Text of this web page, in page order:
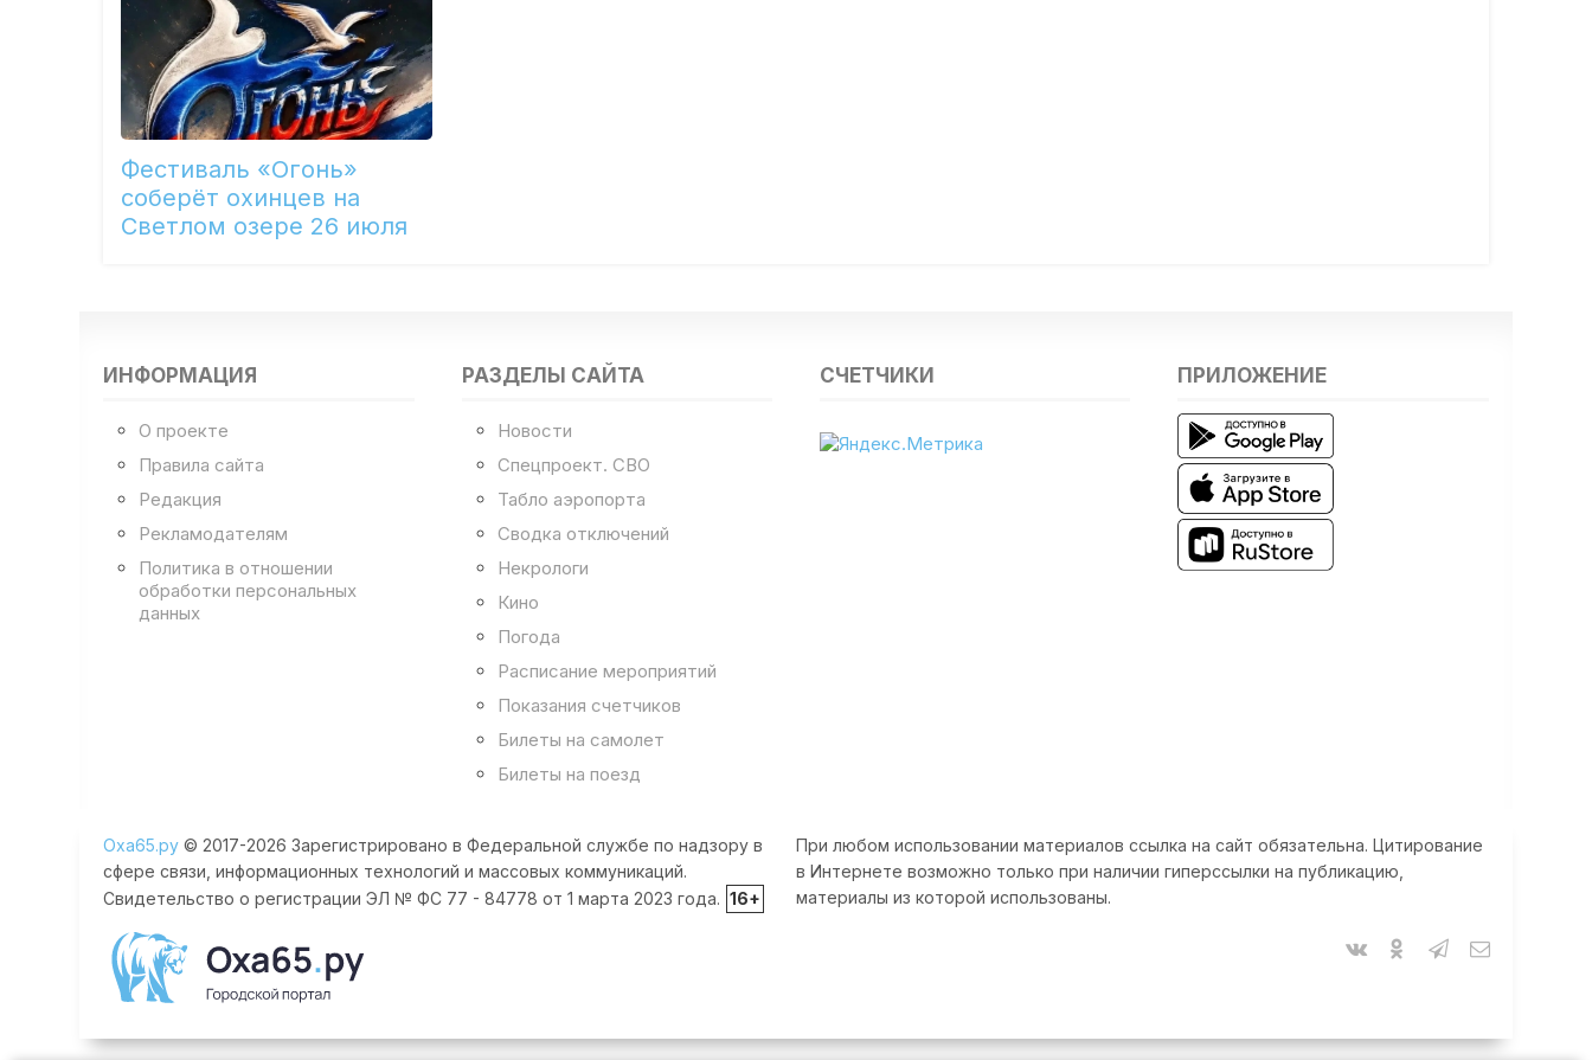
Фестиваль «Огонь»
соберёт охинцев на
Светлом озере 26 июля
ИНФОРМАЦИЯ
О проекте
Правила сайта
Редакция
Рекламодателям
Политика в отношении
обработки персональных
данных
РАЗДЕЛЫ САЙТА
Новости
Спецпроект. СВО
Табло аэропорта
Сводка отключений
Некрологи
Кино
Погода
Расписание мероприятий
Показания счетчиков
Билеты на самолет
Билеты на поезд
СЧЕТЧИКИ ПРИЛОЖЕНИЕ
При любом использовании материалов ссылка на сайт обязательна. Цитирование
в Интернете возможно только при наличии гиперссылки на публикацию,
материалы из которой использованы.
Оха65.ру © 2017-2026 Зарегистрировано в Федеральной службе по надзору в
сфере связи, информационных технологий и массовых коммуникаций.
Свидетельство о регистрации ЭЛ № ФС 77 - 84778 от 1 марта 2023 года. 16+